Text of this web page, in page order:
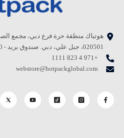
020501، جبل علي، دبي. صندوق بريد - 80590
+971 4 823 1111
webstore@hotpackglobal.com